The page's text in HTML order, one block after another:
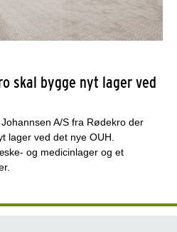
skal bygge nyt lager ved
A/S fra Rødekro der
lager ved det nye OUH.
og medicinlager og et